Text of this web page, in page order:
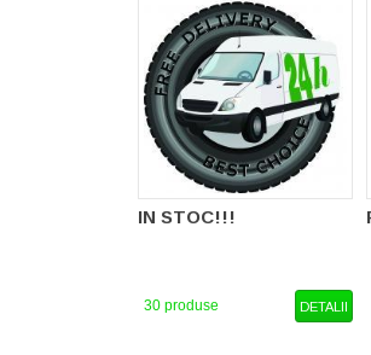
IN STOC!!!
30 produse DETALII